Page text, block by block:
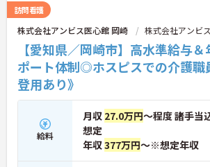
訪問看護
株式会社アンビス医心館 岡崎 株式会社アンビス
【愛知県／岡崎市】高水準給与
ポート体制◎ホスピスでの介護職
登用あり》
給料
月収 27.0万円～程度 諸手当
想定
年収377万円～※想定年収